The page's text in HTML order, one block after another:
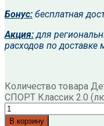
Бонус: бесплатная
Акция: для
расходов по
Количество товара
СПОРТ Классик 2.0
В корзину